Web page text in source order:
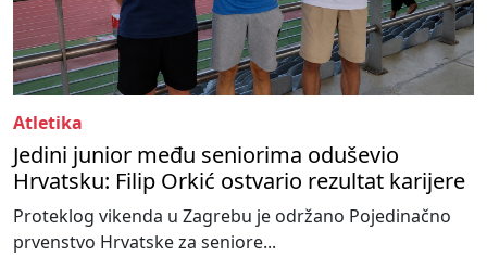
Atletika
Jedini junior među seniorima oduševio
Hrvatsku: Filip Orkić ostvario rezultat karijere
Proteklog vikenda u Zagrebu je održano Pojedinačno
prvenstvo Hrvatske za seniore...